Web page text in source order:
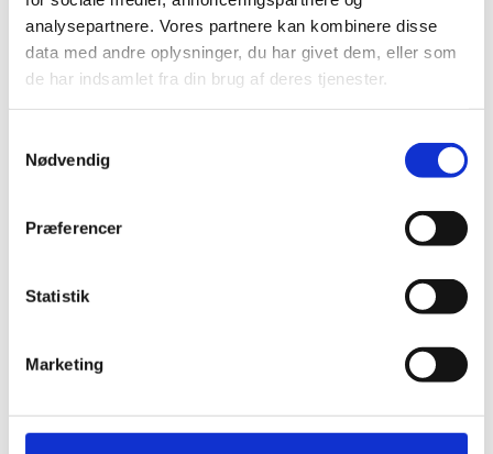
analysepartnere. Vores partnere kan kombinere disse
data med andre oplysninger, du har givet dem, eller som
de har indsamlet fra din brug af deres tjenester.
Nødvendig
Præferencer
Statistik
Marketing
Virtual Begivenhed
Dato:
Tidspunkt: